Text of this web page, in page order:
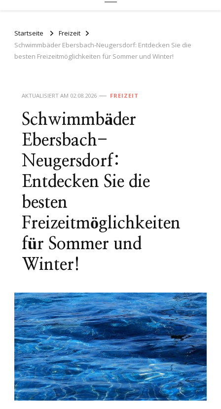
Startseite
Freizeit
Schwimmbäder Ebersbach-Neugersdorf: Entdecken Sie die
besten Freizeitmöglichkeiten für Sommer und Winter!
AKTUALISIERT AM 02.08.2026 FREIZEIT
Schwimmbäder
Ebersbach-
Neugersdorf:
Entdecken Sie die
besten
Freizeitmöglichkeiten
für Sommer und
Winter!